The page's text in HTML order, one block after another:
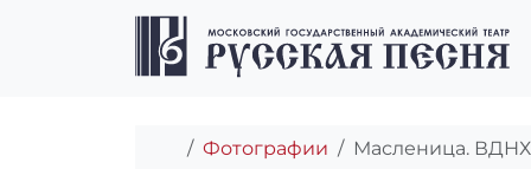
Перейти к содержимому
Перейти к футеру
Главная
Фотографии Масленица. ВДНХ